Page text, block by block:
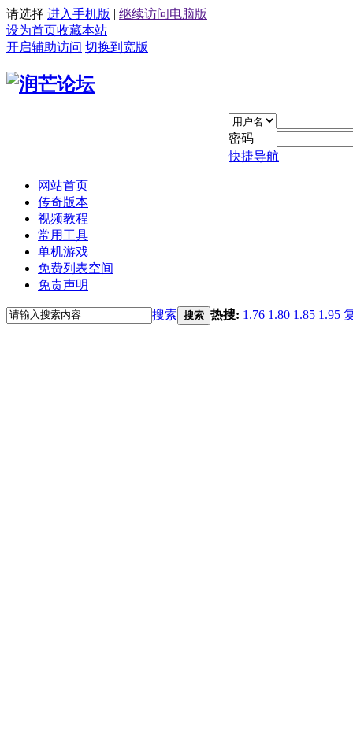
请选择 进入手机版 | 继续访问电脑版
设为首页收藏本站
开启辅助访问 切换到宽版
密码
快捷导航
网站首页
传奇版本
视频教程
常用工具
单机游戏
免费列表空间
免责声明
搜索 搜索 热搜: 1.76 1.80 1.85 1.95